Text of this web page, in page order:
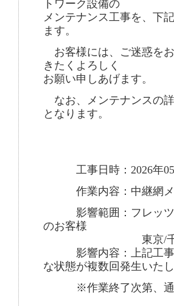
トワーク設備の
メンテナンス工事を、下
ます。
お客様には、ご迷惑を
きたくよろしく
お願い申しあげます。
なお、メンテナンスの
となります。
工事日時：2026年05
作業内容：中継網メ
影響範囲：フレッツ
のお客様
東京/千
影響内容：上記工事
な状態が複数回発生いたし
※作業終了次第、通常